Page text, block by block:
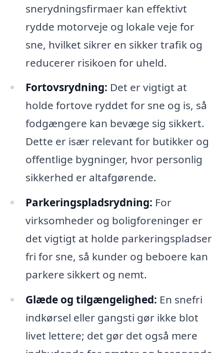
snerydningsfirmaer kan effektivt
rydde motorveje og lokale veje for
sne, hvilket sikrer en sikker trafik og
reducerer risikoen for uheld.
Fortovsrydning: Det er vigtigt at
holde fortove ryddet for sne og is, så
fodgængere kan bevæge sig sikkert.
Dette er især relevant for butikker og
offentlige bygninger, hvor personlig
sikkerhed er altafgørende.
Parkeringspladsrydning: For
virksomheder og boligforeninger er
det vigtigt at holde parkeringspladser
fri for sne, så kunder og beboere kan
parkere sikkert og nemt.
Glæde og tilgængelighed: En snefri
indkørsel eller gangsti gør ikke blot
livet lettere; det gør det også mere